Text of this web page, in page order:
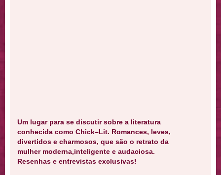
Um lugar para se discutir sobre a literatura
conhecida como Chick–Lit. Romances, leves,
divertidos e charmosos, que são o retrato da
mulher moderna,inteligente e audaciosa.
Resenhas e entrevistas exclusivas!